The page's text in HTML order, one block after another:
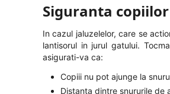
Siguranta copiilor
In cazul jaluzelelor, care se
lantisorul in jurul gatului.
asigurati-va ca:
Copiii nu pot ajunge la
Distanta dintre snururile de